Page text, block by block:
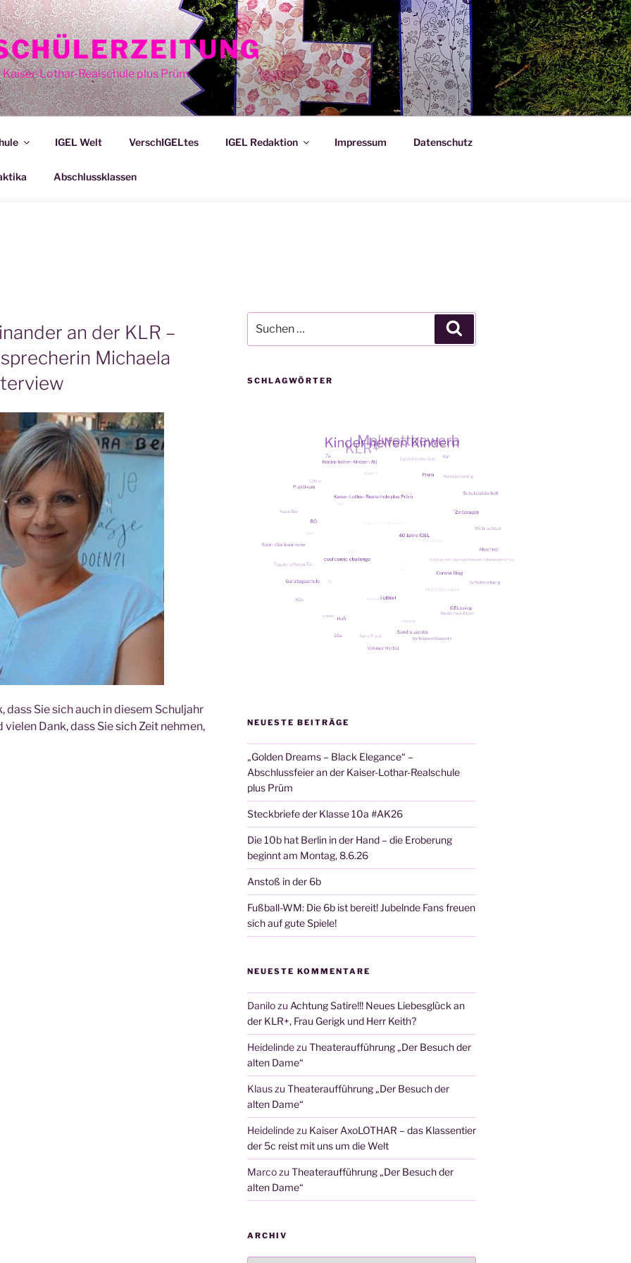
Lothar-Realschule plus Prüm
IGEL Welt VerschIGELtes IGEL Redaktion Impressum Datenschutz
Abschlussklassen
an der KLR –
Michaela
dass Sie sich auch in die­sem Schul­jahr
Dank, dass Sie sich Zeit neh­men,
nach:
SCHLAGWÖRTER
NEUESTE BEITRÄGE
„Golden Dreams – Black Elegance“ –
Abschlussfeier an der Kaiser-Lothar-Realschule
plus Prüm
Steckbriefe der Klasse 10a #AK26
Die 10b hat Berlin in der Hand – die Eroberung
beginnt am Montag, 8.6.26
Anstoß in der 6b
Fußball-WM: Die 6b ist bereit! Jubelnde Fans freuen
sich auf gute Spiele!
NEUESTE KOMMENTARE
Danilozu Achtung Satire!!! Neues Liebesglück an
der KLR+, Frau Gerigk und Herr Keith?
Heidelindezu Theateraufführung „Der Besuch der
alten Dame“
Klauszu Theateraufführung „Der Besuch der
alten Dame“
Heidelindezu Kaiser AxoLOTHAR – das Klassentier
der 5c reist mit uns um die Welt
Marcozu Theateraufführung „Der Besuch der
alten Dame“
ARCHIV